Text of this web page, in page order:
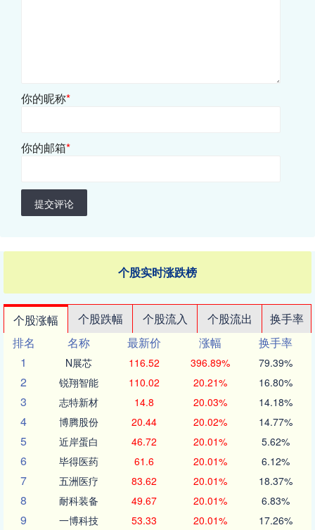
你的昵称*
你的邮箱*
提交评论
个股实时涨跌榜
个股涨幅 个股跌幅 个股流入 个股流出
换手率
排名
名称 最新价 涨幅
换手率
1
N展芯 116.52 396.89% 79.39%
2 锐翔智能 110.02 20.21% 16.80%
3 志特新材 14.8 20.03% 14.18%
4 博腾股份 20.44 20.02% 14.77%
5 近岸蛋白 46.72 20.01% 5.62%
6 毕得医药 61.6 20.01% 6.12%
7 五洲医疗 83.62 20.01% 18.37%
8 耐科装备 49.67 20.01% 6.83%
9 一博科技 53.33 20.01% 17.26%